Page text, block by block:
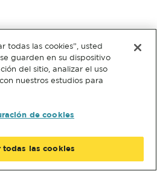
todas las cookies”, usted
guarden en su dispositivo
del sitio, analizar el uso
nuestros estudios para
de cookies
todas las cookies